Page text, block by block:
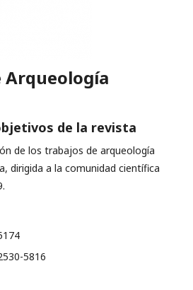
Arqueología
de la revista
de los trabajos de arqueología
dirigida a la comunidad científica
5816